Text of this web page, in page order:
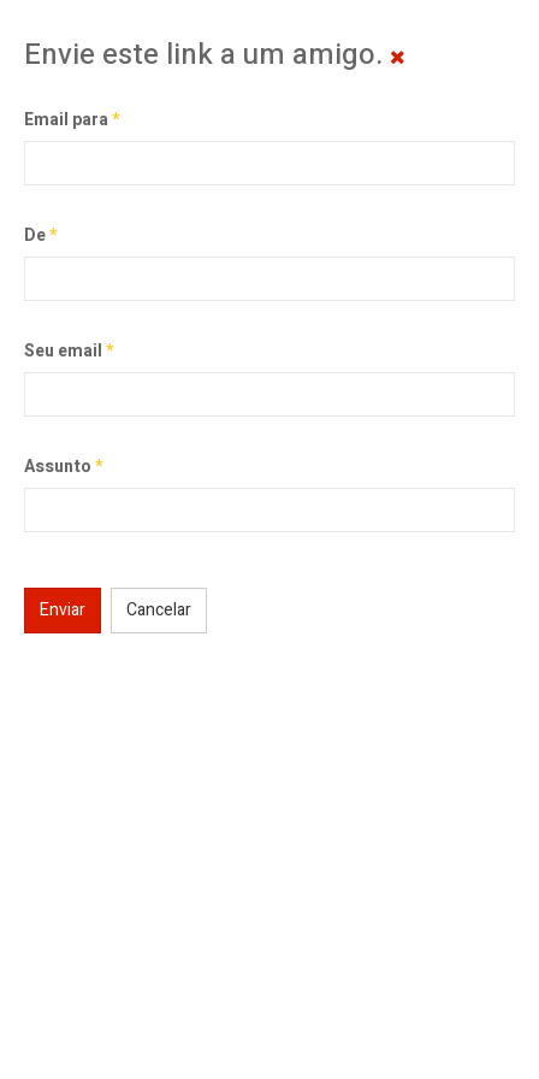
Envie este link a um amigo.
Email para*
De*
Seu email*
Assunto*
Enviar Cancelar